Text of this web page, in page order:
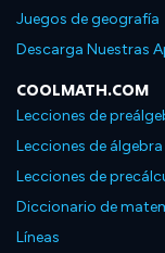
Juegos de geografía
Descarga Nuestras
COOLMATH.COM
Lecciones de
Lecciones de álgebra
Lecciones de
Diccionario de
Líneas